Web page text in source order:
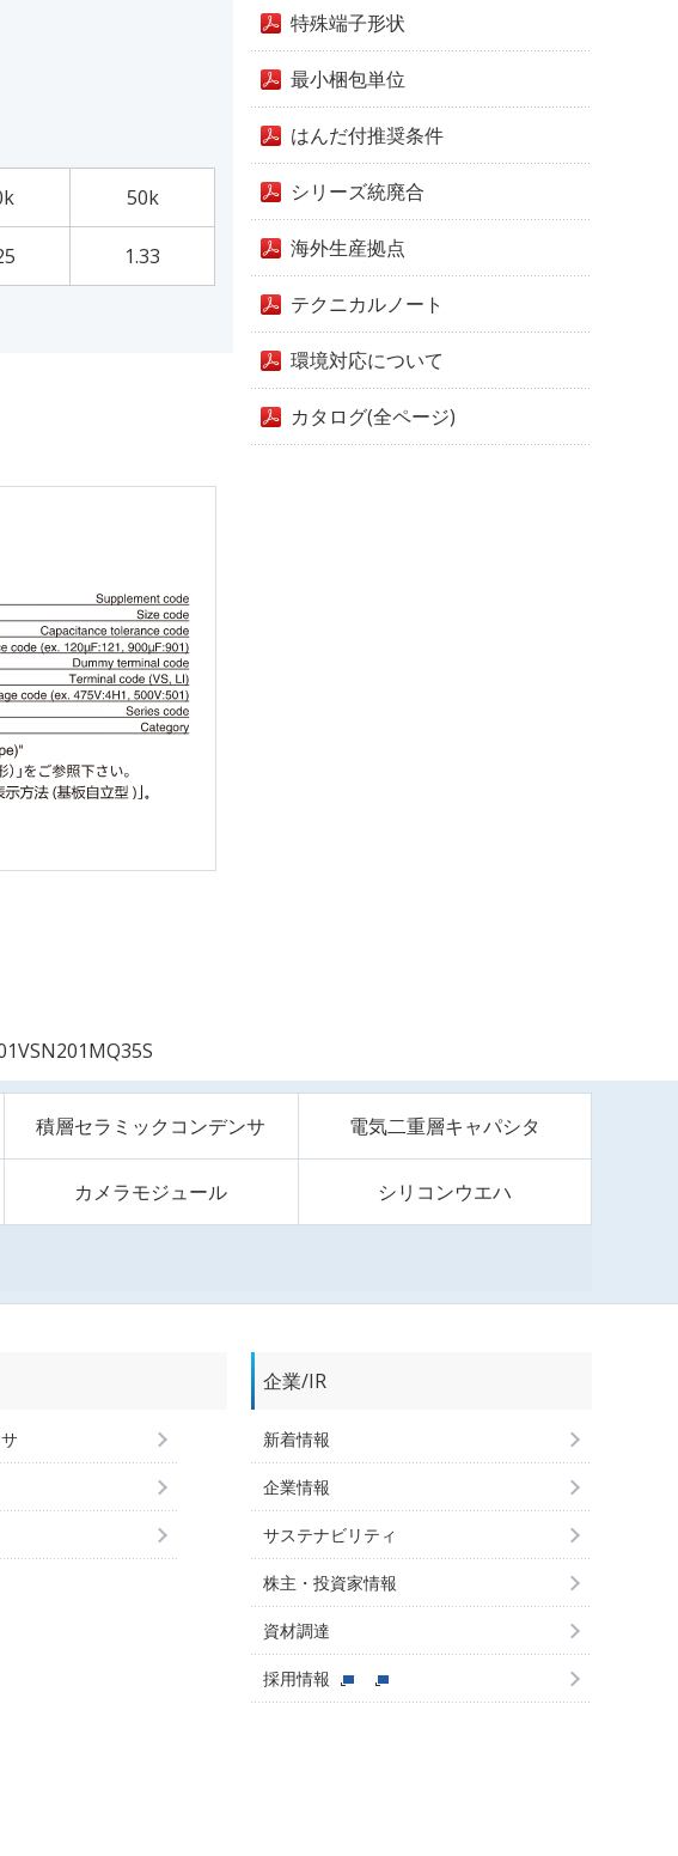
50k
1.33
特殊端子形状
最小梱包単位
はんだ付推奨条件
シリーズ統廃合
海外生産拠点
テクニカルノート
環境対応について
カタログ(全ページ)
積層セラミックコンデンサ 電気二重層キャパシタ
カメラモジュール シリコンウエハ
企業/IR
新着情報
企業情報
サステナビリティ
株主・投資家情報
資材調達
採用情報